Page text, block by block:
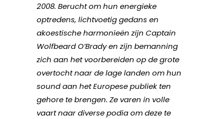
2008. Berucht om hun energieke
optredens, lichtvoetig gedans en
akoestische harmonieën zijn Captain
Wolfbeard O’Brady en zijn bemanning
zich aan het voorbereiden op de grote
overtocht naar de lage landen om hun
sound aan het Europese publiek ten
gehore te brengen. Ze varen in volle
vaart naar diverse podia om deze te